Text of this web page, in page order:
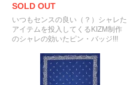
SOLD OUT
いつもセンスの良い（？）シャレた
アイテムを投入してくるKIZM制作
のシャレの効いたピン・バッジ!!!